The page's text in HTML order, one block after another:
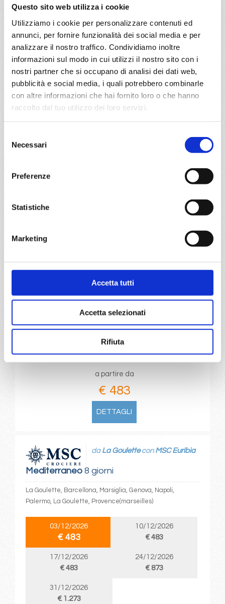
Questo sito web utilizza i cookie
Utilizziamo i cookie per personalizzare contenuti ed
annunci, per fornire funzionalità dei social media e per
analizzare il nostro traffico. Condividiamo inoltre
informazioni sul modo in cui utilizzi il nostro sito con i
nostri partner che si occupano di analisi dei dati web,
pubblicità e social media, i quali potrebbero combinarle
con altre informazioni che hai fornito loro o che hanno
raccolto dal tuo utilizzo dei loro servizi.
delNecessari
Preferenze
Statistiche
Marketing
Accetta tutti
Accetta selezionati
Rifiuta
Genova, Napoli, Provence(marseilles)
01/12/2026
€ 483
15/12/2026
€ 483
22/12/2026
€ 873
Palermo, La Goulette, Barcellona, Marsiglia, Genova,
16/12/2026
23/12/2026
a partire da
€ 483
DETTAGLI
Mediterraneo8 giorni
da La Goulettecon MSC Euribia
La Goulette, Barcellona, Marsiglia, Genova, Napoli,
Palermo, La Goulette, Provence(marseilles)
03/12/2026
€ 483
10/12/2026
€ 483
17/12/2026
€ 483
24/12/2026
€ 873
31/12/2026
€ 1.273